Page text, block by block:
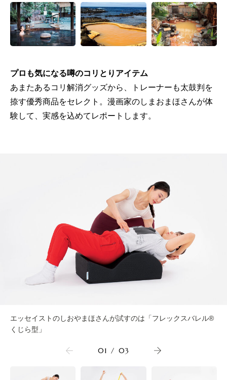
プロも気になる噂のコリとりアイテム
あまたあるコリ解消グッズから、トレーナーも太鼓判を
捺す優秀商品をセレクト。漫画家のしまおまほさんが体
験して、実感を込めてレポートします。
エッセイストのしおやまほさんが試すのは「フレックスバレル®
くじら型」
01 / 03